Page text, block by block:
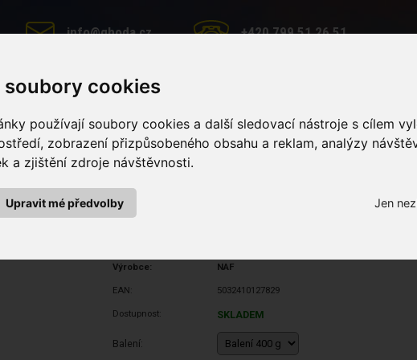
soubory cookies
používají soubory cookies a další sledovací nástroje s cílem
zobrazení přizpůsobeného obsahu a reklam, analýzy
a zjištění zdroje návštěvnosti.
Jen
Upravit mé předvolby
info@ghoda.cz +420 799 51 26 51
MINERÁLNÍ LIZY PÉČE O KONĚ KRMNÉ DOPLŇKY STÁJOVÁ
400 g)
Výrobce: NAF
EAN: 5032410127829
Dostupnost: SKLADEM
Balení: